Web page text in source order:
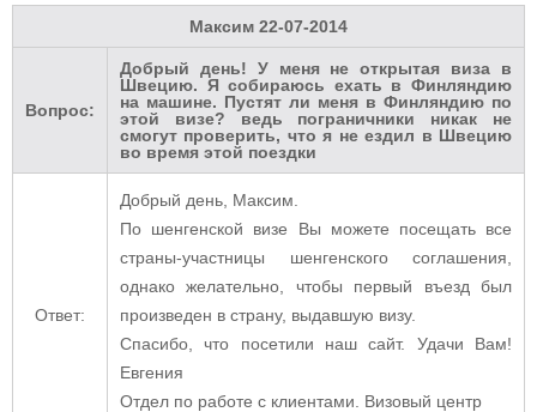
Максим 22-07-2014
Вопрос:
Добрый день! У меня не открытая виза в
Швецию. Я собираюсь ехать в Финляндию
на машине. Пустят ли меня в Финляндию по
этой визе? ведь пограничники никак не
смогут проверить, что я не ездил в Швецию
во время этой поездки
Ответ:
Добрый день, Максим.
По шенгенской визе Вы можете посещать все
страны-участницы шенгенского соглашения,
однако желательно, чтобы первый въезд был
произведен в страну, выдавшую визу.
Спасибо, что посетили наш сайт. Удачи Вам!
Евгения
Отдел по работе с клиентами. Визовый центр